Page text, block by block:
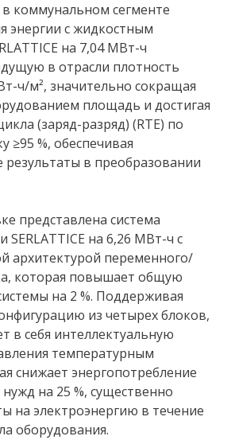
коммунальном сегменте
энергии с жидкостным
на 7,04 МВт-ч
в отрасли плотность
ч/м², значительно сокращая
площадь и достигая
(заряд-разряд) (RTE) по
≥95 %, обеспечивая
в преобразовании
представлена система
SERLATTICE на 6,26 МВт-ч с
архитектурой переменного/
которая повышает общую
на 2 %. Поддерживая
из четырех блоков,
в себя интеллектуальную
температурным
снижает энергопотребление
на 25 %, существенно
на электроэнергию в течение
оборудования.